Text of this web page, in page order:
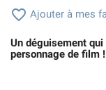
 Ajouter à mes
Un déguisement
personnage de film !